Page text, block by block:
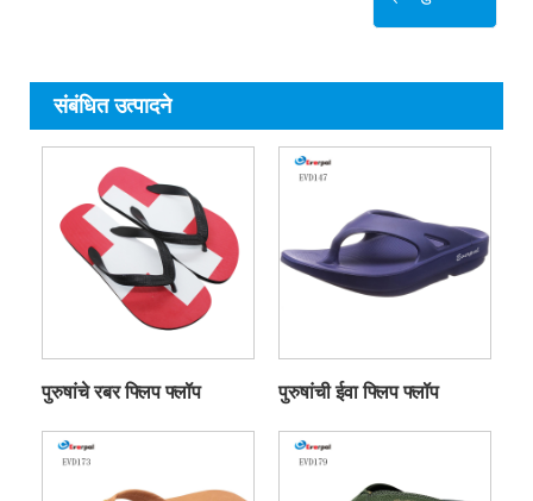
संबंधित उत्पादने
पुरुषांचे रबर फ्लिप फ्लॉप पुरुषांची ईवा फ्लिप फ्लॉप